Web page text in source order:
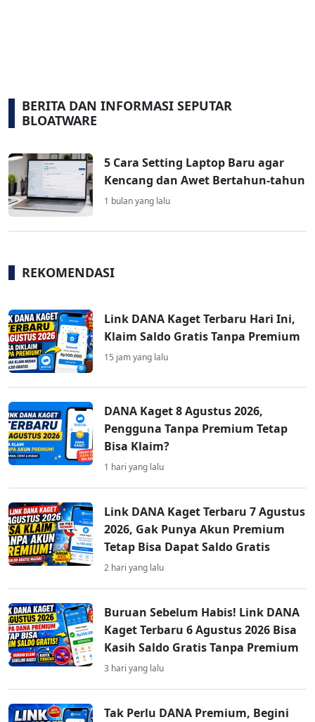
BERITA DAN INFORMASI SEPUTAR
BLOATWARE
5 Cara Setting Laptop Baru agar
Kencang dan Awet Bertahun-tahun
1 bulan yang lalu
REKOMENDASI
Link DANA Kaget Terbaru Hari Ini,
Klaim Saldo Gratis Tanpa Premium
15 jam yang lalu
DANA Kaget 8 Agustus 2026,
Pengguna Tanpa Premium Tetap
Bisa Klaim?
1 hari yang lalu
Link DANA Kaget Terbaru 7 Agustus
2026, Gak Punya Akun Premium
Tetap Bisa Dapat Saldo Gratis
2 hari yang lalu
Buruan Sebelum Habis! Link DANA
Kaget Terbaru 6 Agustus 2026 Bisa
Kasih Saldo Gratis Tanpa Premium
3 hari yang lalu
Tak Perlu DANA Premium, Begini